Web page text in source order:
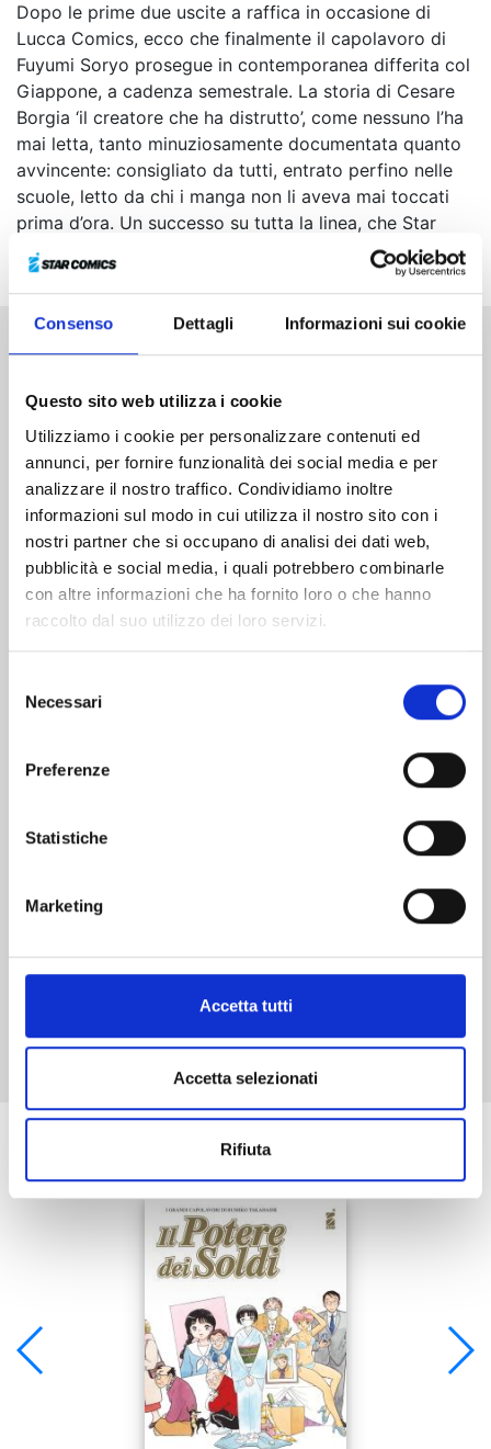
Consenso Dettagli Informazioni sui cookie
Questo sito web utilizza i cookie
Utilizziamo i cookie per personalizzare contenuti ed
annunci, per fornire funzionalità dei social media e per
analizzare il nostro traffico. Condividiamo inoltre
informazioni sul modo in cui utilizza il nostro sito con i
nostri partner che si occupano di analisi dei dati web,
pubblicità e social media, i quali potrebbero combinarle
con altre informazioni che ha fornito loro o che hanno
raccolto dal suo utilizzo dei loro servizi.
delNecessari
Preferenze
Statistiche
Marketing
Accetta tutti
Accetta selezionati
Rifiuta
Dopo le prime due uscite a raffica in occasione di
Lucca Comics, ecco che finalmente il capolavoro di
Fuyumi Soryo prosegue in contemporanea differita col
Giappone, a cadenza semestrale. La storia di Cesare
Borgia ‘il creatore che ha distrutto’, come nessuno l’ha
mai letta, tanto minuziosamente documentata quanto
avvincente: consigliato da tutti, entrato perfino nelle
scuole, letto da chi i manga non li aveva mai toccati
prima d’ora. Un successo su tutta la linea, che Star
Comics è fiera di portare in Italia.
Mostra tutto
Se ti è piaciuto prova anche: